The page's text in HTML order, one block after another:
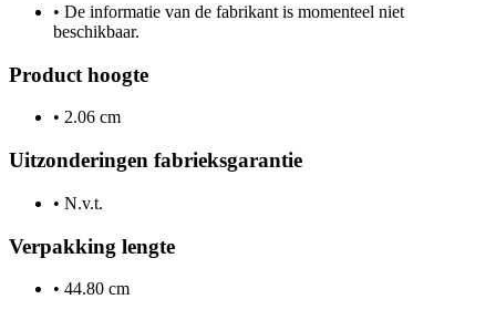
• De informatie van de fabrikant is momenteel niet
beschikbaar.
Product hoogte
• 2.06 cm
Uitzonderingen fabrieksgarantie
• N.v.t.
Verpakking lengte
• 44.80 cm